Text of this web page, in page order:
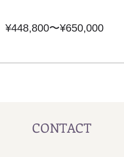
¥448,800〜¥650,000
CONTACT